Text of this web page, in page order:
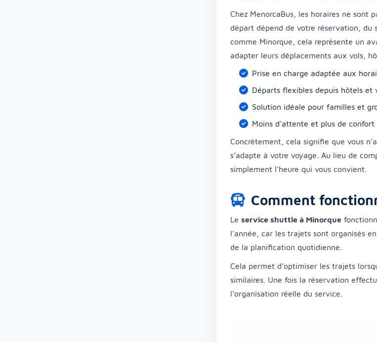
Chez MenorcaBus, les horaires ne sont
départ dépend de votre réservation, du
comme Minorque, cela représente un
adapter leurs déplacements aux vols,
Prise en charge adaptée aux
Départs flexibles depuis hôtels et
Solution idéale pour familles et
Moins d’attente et plus de confort
Concrètement, cela signifie que vous
s’adapte à votre voyage. Au lieu de
simplement l’heure qui vous convient.
Comment
Le service shuttle à Minorque
l’année, car les trajets sont organisés
de la planification quotidienne.
Cela permet d’optimiser les trajets
similaires. Une fois la réservation
l’organisation réelle du service.